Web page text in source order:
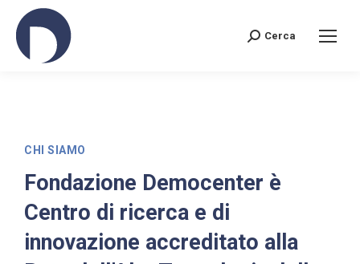
Cerca
CHI SIAMO
Fondazione Democenter è
Centro di ricerca e di
innovazione accreditato alla